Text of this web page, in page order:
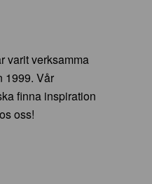
varit verksamma
1999. Vår
finna inspiration
oss!